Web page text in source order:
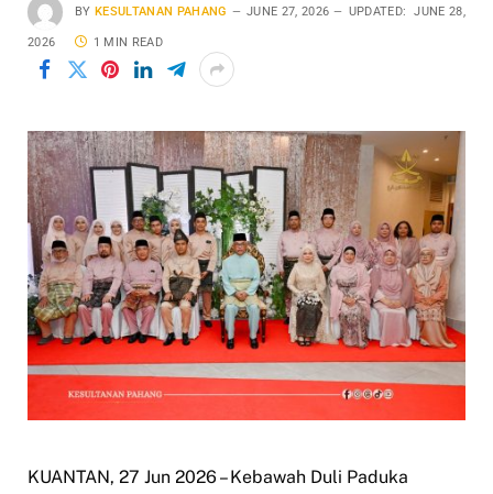
BY KESULTANAN PAHANG JUNE 27, 2026 UPDATED: JUNE 28,
2026 1 MIN READ
KUANTAN, 27 Jun 2026 – Kebawah Duli Paduka